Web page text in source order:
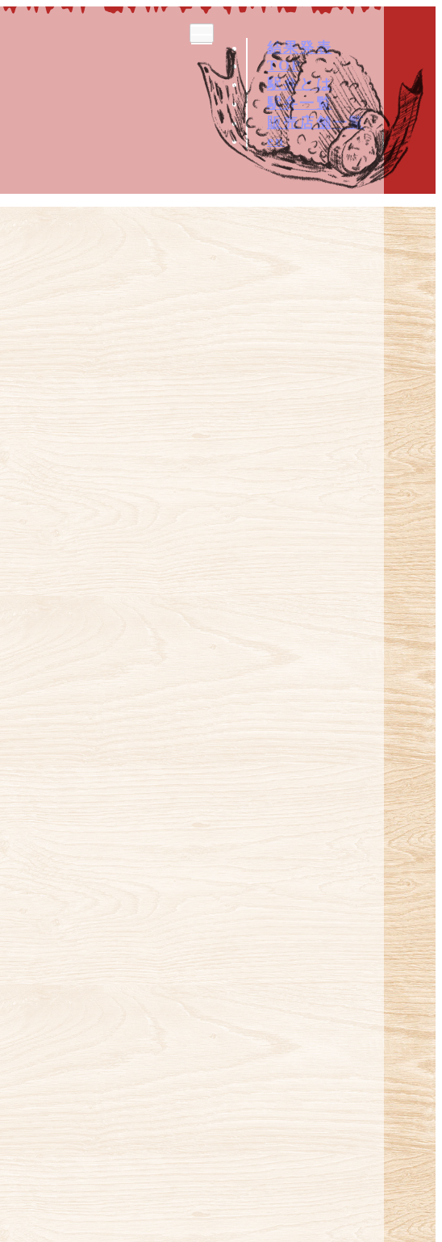
結果発表
TOP
駅弁とは
駅弁一覧
販売店舗一覧
en